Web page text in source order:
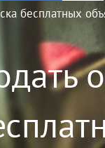
бесплатных